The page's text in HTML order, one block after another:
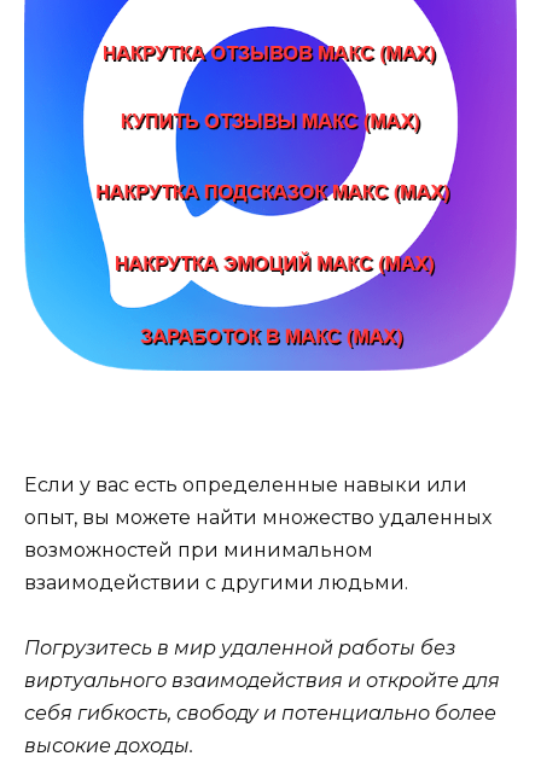
Если у вас есть определенные навыки или
опыт, вы можете найти множество удаленных
возможностей при минимальном
взаимодействии с другими людьми.
Погрузитесь в мир удаленной работы без
виртуального взаимодействия и откройте для
себя гибкость, свободу и потенциально более
высокие доходы.